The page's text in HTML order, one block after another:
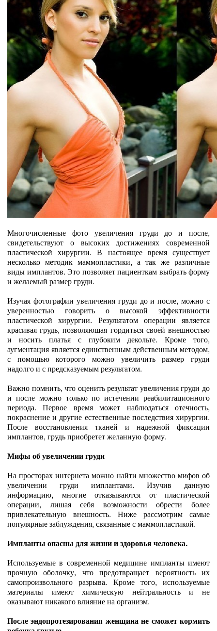
Многочисленные фото увеличения груди до и после,
свидетельствуют о высоких достижениях современной
пластической хирургии. В настоящее время существует
несколько методик маммопластики, а так же различные
виды имплантов. Это позволяет пациенткам выбрать форму
и желаемый размер груди.
Изучая фотографии увеличения груди до и после, можно с
уверенностью говорить о высокой эффективности
пластической хирургии. Результатом операции является
красивая грудь, позволяющая гордиться своей внешностью
и носить платья с глубоким декольте. Кроме того,
аугментация является единственным действенным методом,
с помощью которого можно увеличить размер груди
надолго и с предсказуемым результатом.
Важно помнить, что оценить результат увеличения груди до
и после можно только по истечении реабилитационного
периода. Первое время может наблюдаться отечность,
покраснение и другие естественные последствия хирургии.
После восстановления тканей и надежной фиксации
имплантов, грудь приобретет желанную форму.
Мифы об увеличении груди
На просторах интернета можно найти множество мифов об
увеличении груди имплантами. Изучив данную
информацию, многие отказываются от пластической
операции, лишая себя возможности обрести более
привлекательную внешность. Ниже рассмотрим самые
популярные заблуждения, связанные с маммопластикой.
Импланты опасны для жизни и здоровья человека.
Используемые в современной медицине импланты имеют
прочную оболочку, что предотвращает вероятность их
самопроизвольного разрыва. Кроме того, используемые
материалы имеют химическую нейтральность и не
оказывают никакого влияние на организм.
После эндопротезирования женщина не сможет кормить